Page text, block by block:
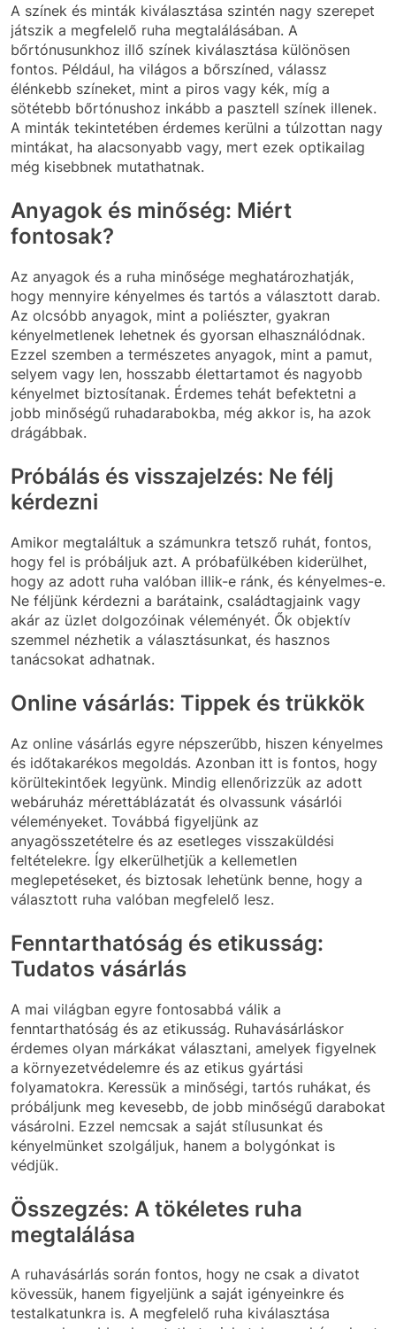
A színek és minták kiválasztása szintén nagy szerepet
játszik a megfelelő ruha megtalálásában. A
bőrtónusunkhoz illő színek kiválasztása különösen
fontos. Például, ha világos a bőrszíned, válassz
élénkebb színeket, mint a piros vagy kék, míg a
sötétebb bőrtónushoz inkább a pasztell színek illenek.
A minták tekintetében érdemes kerülni a túlzottan nagy
mintákat, ha alacsonyabb vagy, mert ezek optikailag
még kisebbnek mutathatnak.
Anyagok és minőség: Miért
fontosak?
Az anyagok és a ruha minősége meghatározhatják,
hogy mennyire kényelmes és tartós a választott darab.
Az olcsóbb anyagok, mint a poliészter, gyakran
kényelmetlenek lehetnek és gyorsan elhasználódnak.
Ezzel szemben a természetes anyagok, mint a pamut,
selyem vagy len, hosszabb élettartamot és nagyobb
kényelmet biztosítanak. Érdemes tehát befektetni a
jobb minőségű ruhadarabokba, még akkor is, ha azok
drágábbak.
Próbálás és visszajelzés: Ne félj
kérdezni
Amikor megtaláltuk a számunkra tetsző ruhát, fontos,
hogy fel is próbáljuk azt. A próbafülkében kiderülhet,
hogy az adott ruha valóban illik-e ránk, és kényelmes-e.
Ne féljünk kérdezni a barátaink, családtagjaink vagy
akár az üzlet dolgozóinak véleményét. Ők objektív
szemmel nézhetik a választásunkat, és hasznos
tanácsokat adhatnak.
Online vásárlás: Tippek és trükkök
Az online vásárlás egyre népszerűbb, hiszen kényelmes
és időtakarékos megoldás. Azonban itt is fontos, hogy
körültekintőek legyünk. Mindig ellenőrizzük az adott
webáruház mérettáblázatát és olvassunk vásárlói
véleményeket. Továbbá figyeljünk az
anyagösszetételre és az esetleges visszaküldési
feltételekre. Így elkerülhetjük a kellemetlen
meglepetéseket, és biztosak lehetünk benne, hogy a
választott ruha valóban megfelelő lesz.
Fenntarthatóság és etikusság:
Tudatos vásárlás
A mai világban egyre fontosabbá válik a
fenntarthatóság és az etikusság. Ruhavásárláskor
érdemes olyan márkákat választani, amelyek figyelnek
a környezetvédelemre és az etikus gyártási
folyamatokra. Keressük a minőségi, tartós ruhákat, és
próbáljunk meg kevesebb, de jobb minőségű darabokat
vásárolni. Ezzel nemcsak a saját stílusunkat és
kényelmünket szolgáljuk, hanem a bolygónkat is
védjük.
Összegzés: A tökéletes ruha
megtalálása
A ruhavásárlás során fontos, hogy ne csak a divatot
kövessük, hanem figyeljünk a saját igényeinkre és
testalkatunkra is. A megfelelő ruha kiválasztása